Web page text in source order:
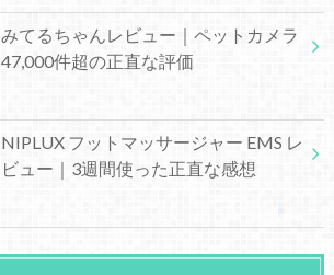
みてるちゃんレビュー｜ペットカメラ
47,000件超の正直な評価
NIPLUX フットマッサージャー EMS レ
ビュー｜3週間使った正直な感想